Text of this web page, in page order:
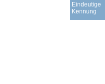
Eindeutige
Kennung